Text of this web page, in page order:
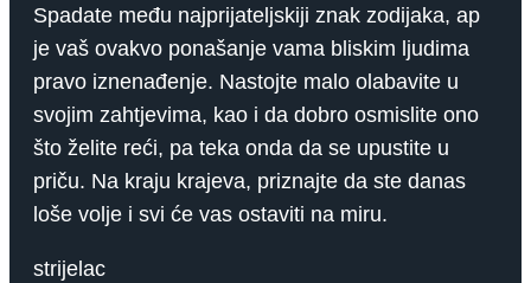
Spadate među najprijateljskiji znak zodijaka, ap
je vaš ovakvo ponašanje vama bliskim ljudima
pravo iznenađenje. Nastojte malo olabavite u
svojim zahtjevima, kao i da dobro osmislite ono
što želite reći, pa teka onda da se upustite u
priču. Na kraju krajeva, priznajte da ste danas
loše volje i svi će vas ostaviti na miru.
strijelac